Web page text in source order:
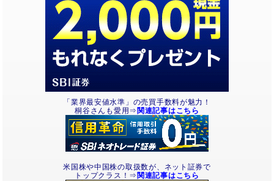
「業界最安値水準」の売買手数料が魅力！
桐谷さんも愛用⇒ 関連記事はこちら
米国株や中国株の取扱数が、ネット証券で
トップクラス！⇒ 関連記事はこちら